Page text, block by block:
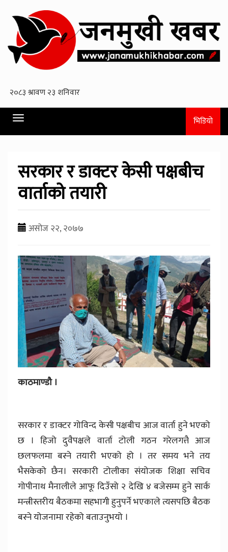
Toggle
navigation
भिडियो
सरकार र डाक्टर केसी पक्षबीच
वार्ताको तयारी
असोज २२, २०७७
काठमाण्डौ ।
सरकार र डाक्टर गोविन्द केसी पक्षबीच आज वार्ता हुने भएको
छ । हिजो दुवैपक्षले वार्ता टोली गठन गरेलगत्तै आज
छलफलमा बस्ने तयारी भएको हो । तर समय भने तय
भैसकेको छैन। सरकारी टोलीका संयोजक शिक्षा सचिव
गोपीनाथ मैनालीले आफू दिउँसो २ देखि ४ बजेसम्म हुने सार्क
मन्त्रीस्तरीय बैठकमा सहभागी हुनुपर्ने भएकाले त्यसपछि बैठक
बस्ने योजनामा रहेको बताउनुभयो ।